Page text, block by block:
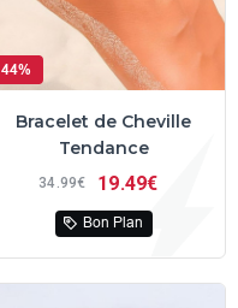
44%
Bracelet de Cheville
Tendance
34 99€ 19 49€
Bon Plan